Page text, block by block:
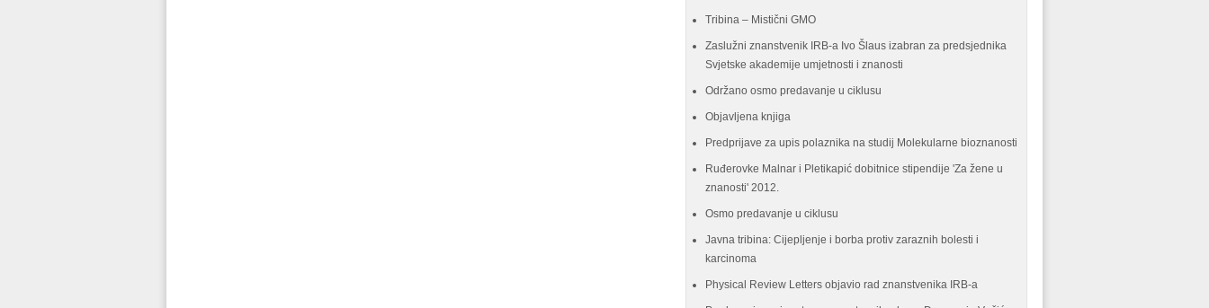
Tribina – Mistični GMO
Zaslužni znanstvenik IRB-a Ivo Šlaus izabran za predsjednika
Svjetske akademije umjetnosti i znanosti
Održano osmo predavanje u ciklusu
Objavljena knjiga
Predprijave za upis polaznika na studij Molekularne bioznanosti
Ruđerovke Malnar i Pletikapić dobitnice stipendije 'Za žene u
znanosti' 2012.
Osmo predavanje u ciklusu
Javna tribina: Cijepljenje i borba protiv zaraznih bolesti i
karcinoma
Physical Review Letters objavio rad znanstvenika IRB-a